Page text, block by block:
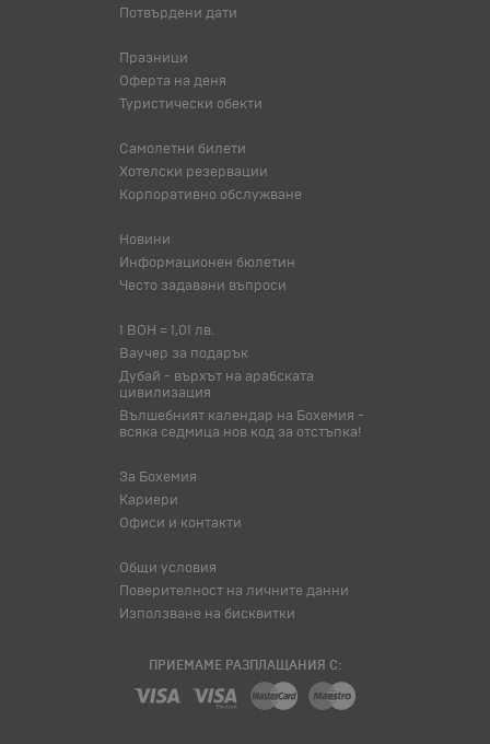
Потвърдени дати
Празници
Оферта на деня
Туристически обекти
Самолетни билети
Хотелски резервации
Корпоративно обслужване
Новини
Информационен бюлетин
Често задавани въпроси
1 BOH = 1,01 лв.
Ваучер за подарък
Дубай - върхът на арабската
цивилизация
Вълшебният календар на Бохемия -
всяка седмица нов код за отстъпка!
За Бохемия
Кариери
Офиси и контакти
Общи условия
Поверителност на личните данни
Използване на бисквитки
ПРИЕМАМЕ РАЗПЛАЩАНИЯ С: